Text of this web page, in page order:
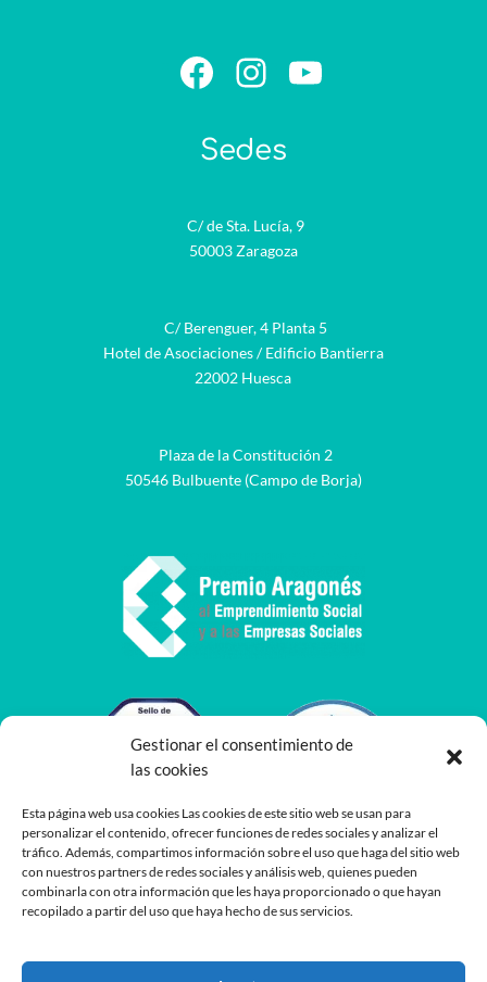
Gestionar el consentimiento de
las cookies
Esta página web usa cookies Las cookies de este sitio web se usan para
personalizar el contenido, ofrecer funciones de redes sociales y analizar el
tráfico. Además, compartimos información sobre el uso que haga del sitio web
con nuestros partners de redes sociales y análisis web, quienes pueden
combinarla con otra información que les haya proporcionado o que hayan
recopilado a partir del uso que haya hecho de sus servicios.
Facebook
Instagram
YouTube
Sedes
C/ de Sta. Lucía, 9
50003 Zaragoza
C/ Berenguer, 4 Planta 5
Hotel de Asociaciones / Edificio Bantierra
22002 Huesca
Plaza de la Constitución 2
50546 Bulbuente (Campo de Borja)